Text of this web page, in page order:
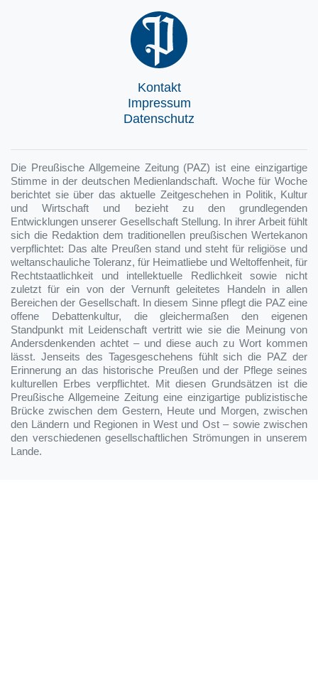
Kontakt
Impressum
Datenschutz
Die Preußische Allgemeine Zeitung (PAZ) ist eine einzigartige
Stimme in der deutschen Medienlandschaft. Woche für Woche
berichtet sie über das aktuelle Zeitgeschehen in Politik, Kultur
und Wirtschaft und bezieht zu den grundlegenden
Entwicklungen unserer Gesellschaft Stellung. In ihrer Arbeit fühlt
sich die Redaktion dem traditionellen preußischen Wertekanon
verpflichtet: Das alte Preußen stand und steht für religiöse und
weltanschauliche Toleranz, für Heimatliebe und Weltoffenheit, für
Rechtstaatlichkeit und intellektuelle Redlichkeit sowie nicht
zuletzt für ein von der Vernunft geleitetes Handeln in allen
Bereichen der Gesellschaft. In diesem Sinne pflegt die PAZ eine
offene Debattenkultur, die gleichermaßen den eigenen
Standpunkt mit Leidenschaft vertritt wie sie die Meinung von
Andersdenkenden achtet – und diese auch zu Wort kommen
lässt. Jenseits des Tagesgeschehens fühlt sich die PAZ der
Erinnerung an das historische Preußen und der Pflege seines
kulturellen Erbes verpflichtet. Mit diesen Grundsätzen ist die
Preußische Allgemeine Zeitung eine einzigartige publizistische
Brücke zwischen dem Gestern, Heute und Morgen, zwischen
den Ländern und Regionen in West und Ost – sowie zwischen
den verschiedenen gesellschaftlichen Strömungen in unserem
Lande.